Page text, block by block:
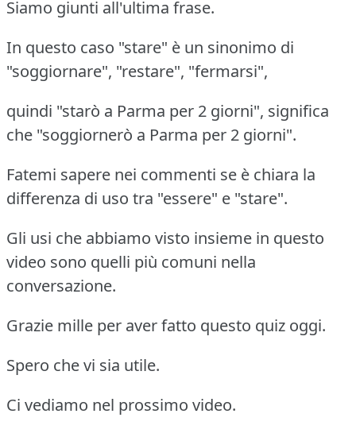
Siamo giunti all'ultima frase.
In questo caso "stare" è un sinonimo di
"soggiornare", "restare", "fermarsi",
quindi "starò a Parma per 2 giorni", significa
che "soggiornerò a Parma per 2 giorni".
Fatemi sapere nei commenti se è chiara la
differenza di uso tra "essere" e "stare".
Gli usi che abbiamo visto insieme in questo
video sono quelli più comuni nella
conversazione.
Grazie mille per aver fatto questo quiz oggi.
Spero che vi sia utile.
Ci vediamo nel prossimo video.